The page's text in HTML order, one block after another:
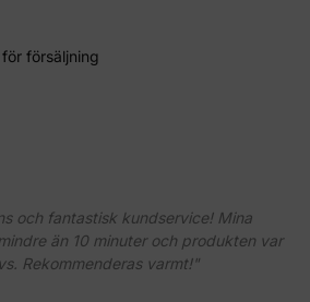
försäljning
och fantastisk kundservice! Mina
än 10 minuter och produkten var
Rekommenderas varmt!"